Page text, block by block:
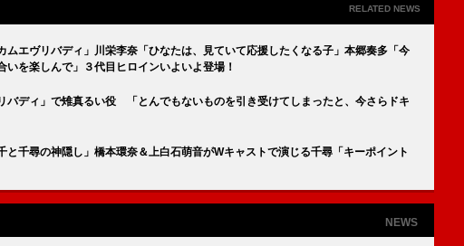
RELATED NEWS
ムエヴリバディ」川栄李奈「ひなたは、見ていて応援したくなる子」本郷奏多「今
いを楽しんで」３代目ヒロインいよいよ登場！
バディ」で雉真るい役 「とんでもないものを引き受けてしまったと、今さらドキ
と千尋の神隠し」橋本環奈＆上白石萌音がWキャストで演じる千尋「キーポイント
NEWS